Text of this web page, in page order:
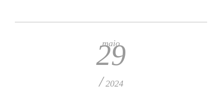
maio
29
/ 2024